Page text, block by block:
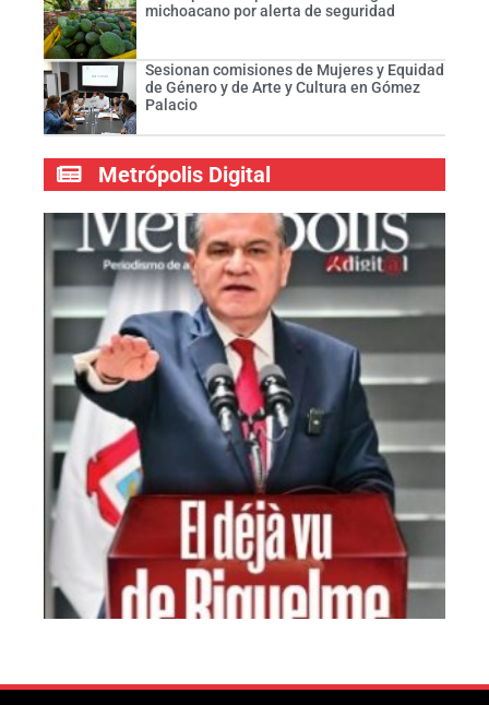
michoacano por alerta de seguridad
Sesionan comisiones de Mujeres y Equidad
de Género y de Arte y Cultura en Gómez
Palacio
Metrópolis Digital